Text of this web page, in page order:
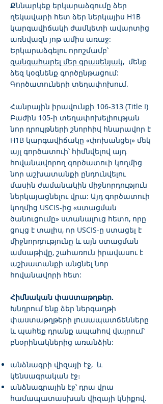
Քննարկեք երկարաձգումը ձեր
ղեկավարի հետ ձեր ներկայիս H1B
կարգավիճակի ժամկետի ավարտից
առնվազն յոթ ամիս առաջ:
Երկարաձգելու որոշմամբ՝
զանգահարել մեր գրասենյակ, մենք
ձեզ կօգնենք գործընթացում:
Գործատուների տեղափոխում.
Հանրային իրավունքի 106-313 (Title I)
Բաժին 105-ի տեղափոխելիության
նոր դրույթների շնորհիվ հնարավոր է
H1B կարգավիճակը «փոխանցել» մեկ
այլ գործատուի՝ հիմնվելով այդ
հովանավորող գործատուի կողմից
նոր աշխատանքի ընդունվելու
մասին ժամանակին միջնորդություն
ներկայացնելու վրա: Այդ գործատուի
կողմից USCIS-ից «ստացման
ծանուցումը» ստանալուց հետո, որը
ցույց է տալիս, որ USCIS-ը ստացել է
միջնորդությունը և այն ստացման
ամսաթիվը, շահառուն իրավասու է
աշխատանքի անցնել նոր
հովանավորի հետ:
Հիմնական փաստաթղթեր.
Խնդրում ենք ձեր ներգաղթի
փաստաթղթերի լուսապատճենները
և պահեք դրանք ապահով վայրում՝
բնօրինակներից առանձին:
անձնագրի վիզայի էջ, և
կենսագրական էջ։
անձնագրային էջ՝ դրա վրա
համապատասխան վիզայի կնիքով.